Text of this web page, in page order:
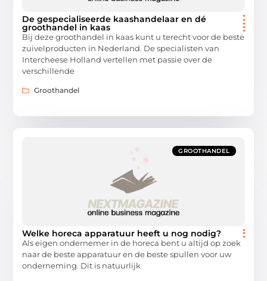
De gespecialiseerde kaashandelaar en dé
groothandel in kaas
Bij deze groothandel in kaas kunt u terecht voor de beste
zuivelproducten in Nederland. De specialisten van
Intercheese Holland vertellen met passie over de
verschillende
Groothandel
GROOTHANDEL
Welke horeca apparatuur heeft u nog nodig?
Als eigen ondernemer in de horeca bent u altijd op zoek
naar de beste apparatuur en de beste spullen voor uw
onderneming. Dit is natuurlijk